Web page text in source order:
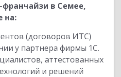
в Семее,
на:
(договоров ИТС)
у партнера фирмы 1С.
аттестованных
и решений